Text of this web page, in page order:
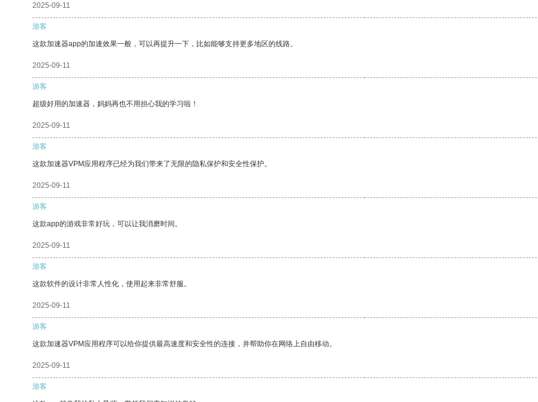
2025-09-11
游客
这款加速器app的加速效果一般，可以再提升一下，比如能够支持更多地区的线路。
2025-09-11
游客
超级好用的加速器，妈妈再也不用担心我的学习啦！
2025-09-11
游客
这款加速器VPM应用程序已经为我们带来了无限的隐私保护和安全性保护。
2025-09-11
游客
这款app的游戏非常好玩，可以让我消磨时间。
2025-09-11
游客
这款软件的设计非常人性化，使用起来非常舒服。
2025-09-11
游客
这款加速器VPM应用程序可以给你提供最高速度和安全性的连接，并帮助你在网络上自由移动。
2025-09-11
游客